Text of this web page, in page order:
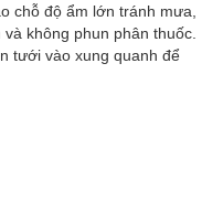
chỗ độ ẩm lớn tránh mưa,
không phun phân thuốc.
tưới vào xung quanh để